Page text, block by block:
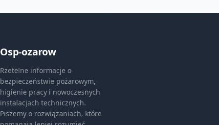
Osp-ozarow
Rzetelne informacje o
bezpieczeństwie pożarowym,
higienie pracy i nowoczesnych
instalacjach technicznych.
Piszemy o rozwiązaniach, które